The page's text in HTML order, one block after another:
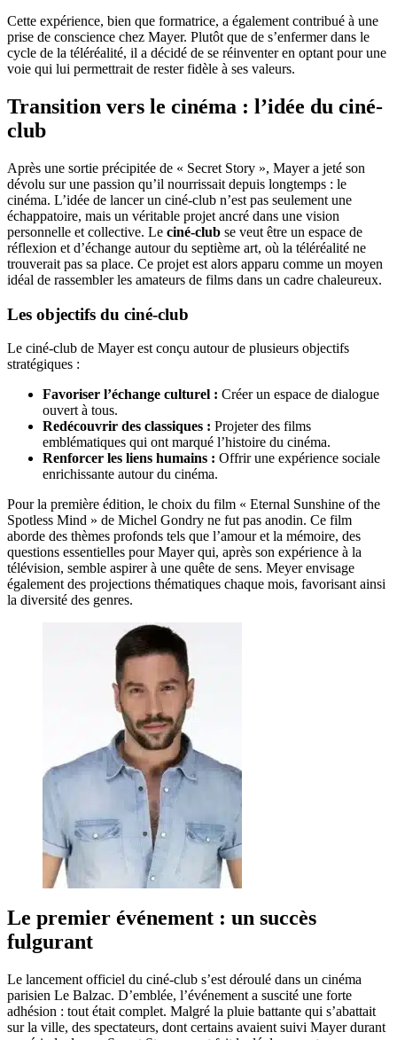
Cette expérience, bien que formatrice, a également contribué à une
prise de conscience chez Mayer. Plutôt que de s’enfermer dans le
cycle de la téléréalité, il a décidé de se réinventer en optant pour une
voie qui lui permettrait de rester fidèle à ses valeurs.
Transition vers le cinéma : l’idée du ciné-
club
Après une sortie précipitée de « Secret Story », Mayer a jeté son
dévolu sur une passion qu’il nourrissait depuis longtemps : le
cinéma. L’idée de lancer un ciné-club n’est pas seulement une
échappatoire, mais un véritable projet ancré dans une vision
personnelle et collective. Le ciné-club se veut être un espace de
réflexion et d’échange autour du septième art, où la téléréalité ne
trouverait pas sa place. Ce projet est alors apparu comme un moyen
idéal de rassembler les amateurs de films dans un cadre chaleureux.
Les objectifs du ciné-club
Le ciné-club de Mayer est conçu autour de plusieurs objectifs
stratégiques :
Favoriser l’échange culturel : Créer un espace de dialogue
ouvert à tous.
Redécouvrir des classiques : Projeter des films
emblématiques qui ont marqué l’histoire du cinéma.
Renforcer les liens humains : Offrir une expérience sociale
enrichissante autour du cinéma.
Pour la première édition, le choix du film « Eternal Sunshine of the
Spotless Mind » de Michel Gondry ne fut pas anodin. Ce film
aborde des thèmes profonds tels que l’amour et la mémoire, des
questions essentielles pour Mayer qui, après son expérience à la
télévision, semble aspirer à une quête de sens. Meyer envisage
également des projections thématiques chaque mois, favorisant ainsi
la diversité des genres.
Le premier événement : un succès
fulgurant
Le lancement officiel du ciné-club s’est déroulé dans un cinéma
parisien Le Balzac. D’emblée, l’événement a suscité une forte
adhésion : tout était complet. Malgré la pluie battante qui s’abattait
sur la ville, des spectateurs, dont certains avaient suivi Mayer durant